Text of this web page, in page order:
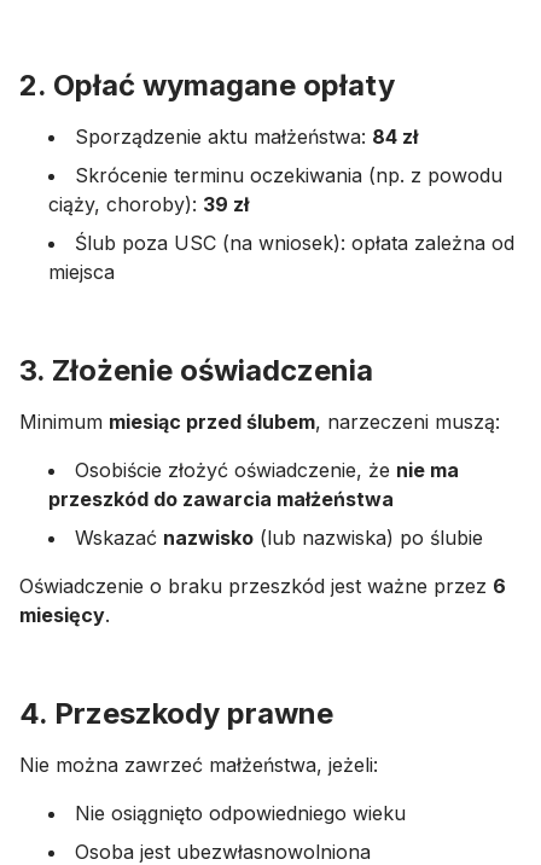
2. Opłać wymagane opłaty
Sporządzenie aktu małżeństwa: 84 zł
Skrócenie terminu oczekiwania (np. z powodu
ciąży, choroby): 39 zł
Ślub poza USC (na wniosek): opłata zależna od
miejsca
3. Złożenie oświadczenia
Minimum miesiąc przed ślubem, narzeczeni muszą:
Osobiście złożyć oświadczenie, że nie ma
przeszkód do zawarcia małżeństwa
Wskazać nazwisko (lub nazwiska) po ślubie
Oświadczenie o braku przeszkód jest ważne przez 6
miesięcy.
4. Przeszkody prawne
Nie można zawrzeć małżeństwa, jeżeli:
Nie osiągnięto odpowiedniego wieku
Osoba jest ubezwłasnowolniona